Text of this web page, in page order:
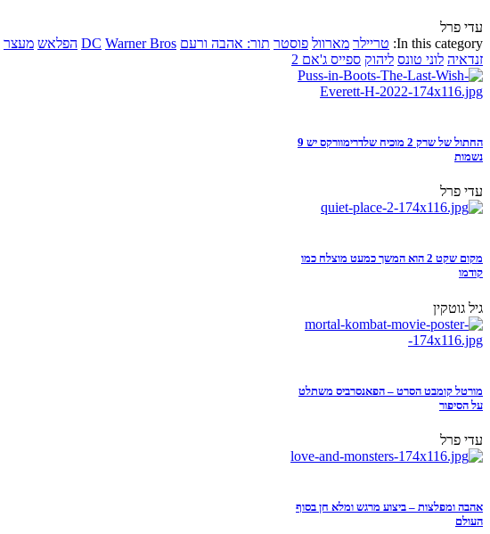
עדי פרל
In this category: טריילר מארוול פוסטר תור: אהבה ורעם DC Warner Bros הפלאש מעצר
זנדאיה לוני טונס ליהוק ספייס ג'אם 2
החתול של שרק 2 מוכיח שלדרימוורקס יש 9
נשמות
עדי פרל
מקום שקט 2 הוא המשך כמעט מוצלח כמו
קודמו
גיל גוטקין
מורטל קומבט הסרט – הפאנסרביס משתלט
על הסיפור
עדי פרל
אהבה ומפלצות – ביצוע מרגש ומלא חן בסוף
העולם